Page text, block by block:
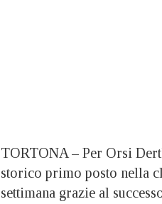
TORTONA – Per Orsi
storico primo posto nella
settimana grazie al